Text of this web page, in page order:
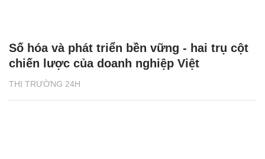
THỊ TRƯỜNG 24H
Số hóa và phát triển bền vững - hai trụ cột
chiến lược của doanh nghiệp Việt